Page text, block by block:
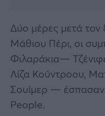
Δύο μέρες μετά τον
Μάθιου Πέρι, οι
Φιλαράκια—
Λίζα Κούντροου,
Σουίμερ —
People.